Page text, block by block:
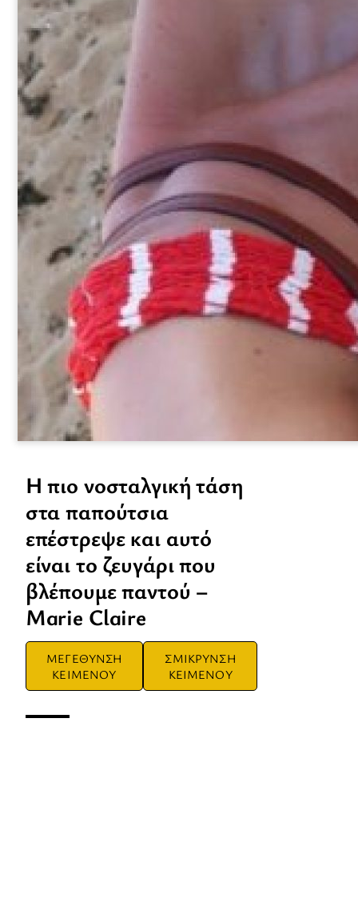
Η πιο νοσταλγική τάση
στα παπούτσια
επέστρεψε και αυτό
είναι το ζευγάρι που
βλέπουμε παντού –
Marie Claire
ΜΕΓΕΘΥΝΣΗ
ΚΕΙΜΕΝΟΥ
ΣΜΙΚΡΥΝΣΗ
ΚΕΙΜΕΝΟΥ